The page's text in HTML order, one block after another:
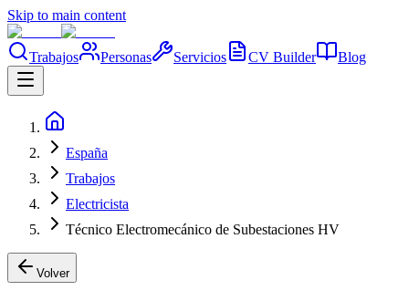
Skip to main content
Trabajos Personas Servicios CV Builder Blog
España
Trabajos
Electricista
Técnico Electromecánico de Subestaciones HV
Volver